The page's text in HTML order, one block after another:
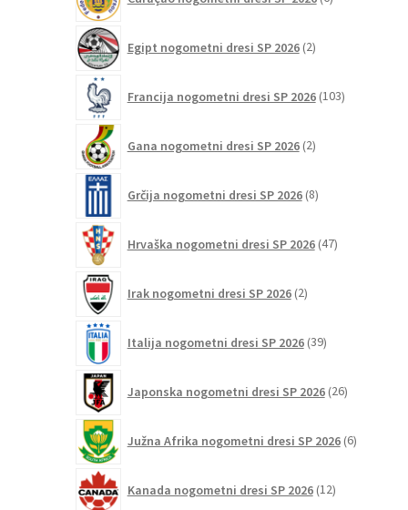
izdelkov
Egipt nogometni dresi SP 2026 2izdelka
Francija nogometni dresi SP 2026 103izdelki
Gana nogometni dresi SP 2026 2izdelka
Grčija nogometni dresi SP 2026 8izdelkov
Hrvaška nogometni dresi SP 2026 47izdelkov
Irak nogometni dresi SP 2026 2izdelka
Italija nogometni dresi SP 2026 39izdelkov
Japonska nogometni dresi SP 2026 26izdelkov
Južna Afrika nogometni dresi SP 2026 6izdelkov
Kanada nogometni dresi SP 2026 12izdelkov